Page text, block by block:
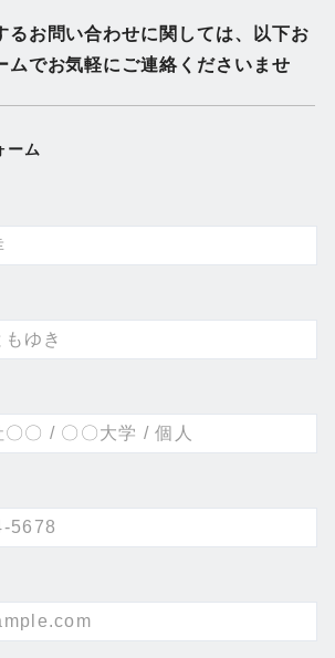
お問い合わせに関しては、
以下お
ムでお気軽にご連絡くださいませ
ーム